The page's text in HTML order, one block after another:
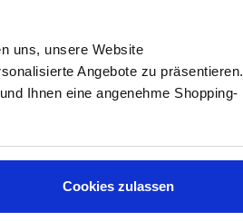
uns, unsere Website
Angebote zu präsentieren.
Ihnen eine angenehme Shopping-
Cookies zulassen